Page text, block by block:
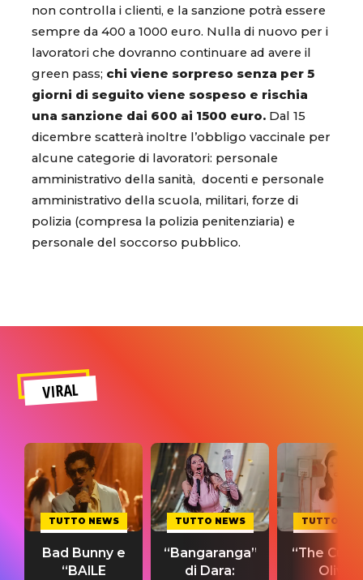
non controlla i clienti, e la sanzione potrà essere
sempre da 400 a 1000 euro. Nulla di nuovo per i
lavoratori che dovranno continuare ad avere il
green pass; chi viene sorpreso senza per 5
giorni di seguito viene sospeso e rischia
una sanzione dai 600 ai 1500 euro. Dal 15
dicembre scatterà inoltre l’obbligo vaccinale per
alcune categorie di lavoratori: personale
amministrativo della sanità, docenti e personale
amministrativo della scuola, militari, forze di
polizia (compresa la polizia penitenziaria) e
personale del soccorso pubblico.
VIRAL
TUTTO NEWS
Bad Bunny e
“BAILE
TUTTO NEWS
“Bangaranga”
di Dara:
TUTTO
“The
Olivia